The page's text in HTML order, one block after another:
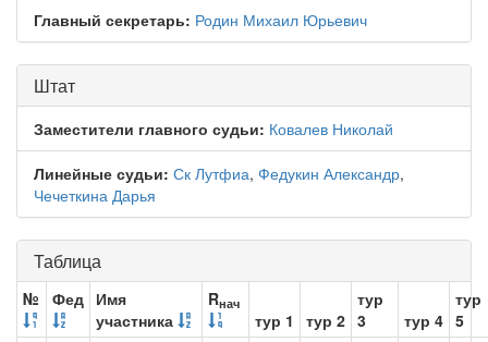
Главный секретарь: Родин Михаил Юрьевич
Штат
Заместители главного судьи: Ковалев Николай
Линейные судьи: Ск Лутфиа, Федукин Александр,
Чечеткина Дарья
Таблица
№ Фед Имя
участника
Rнач
тур 1 тур 2
тур
3
тур 4
тур
5